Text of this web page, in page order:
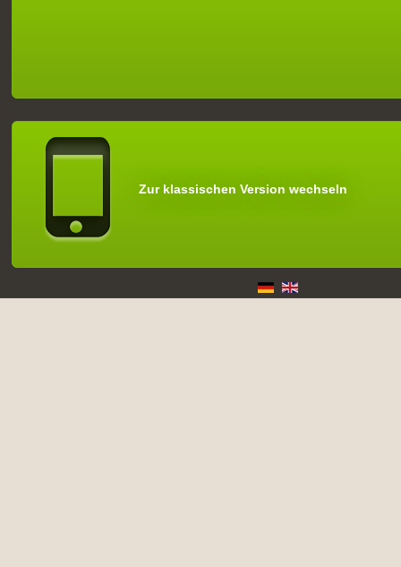
Zur klassischen Version wechseln